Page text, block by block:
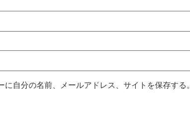
自分の名前、メールアドレス、サイトを保存する。